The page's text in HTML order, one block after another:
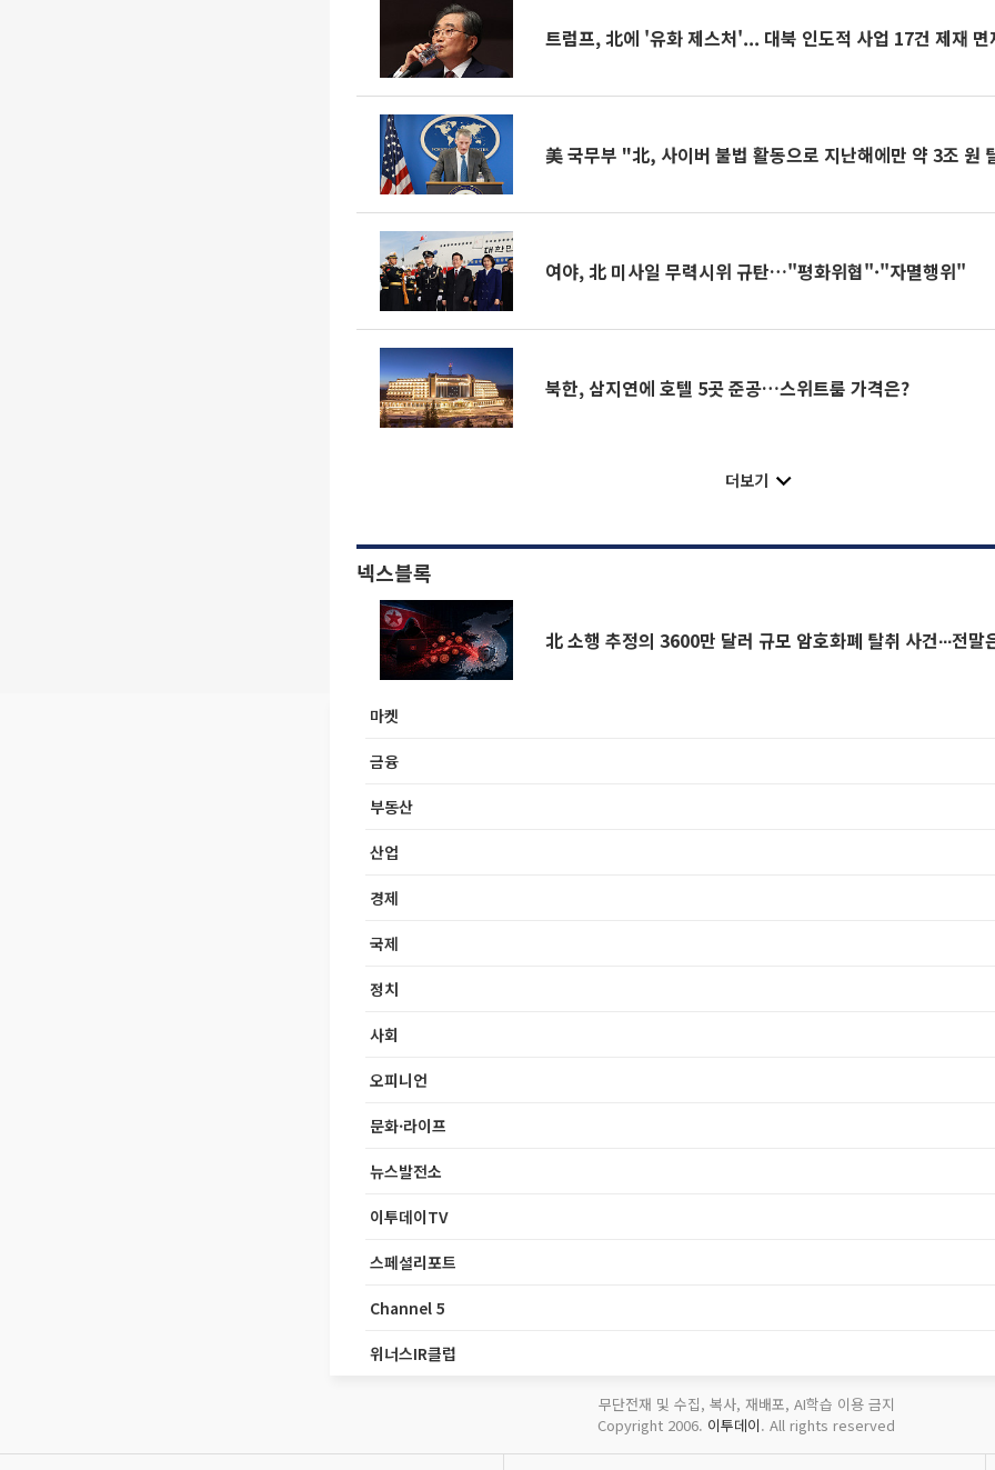
트럼프, 北에 '유화 제스처'... 대북 인도적 사업 17건 제재 면
美 국무부 "北, 사이버 불법 활동으로 지난해에만 약 3조 원
여야, 北 미사일 무력시위 규탄…"평화위협"·"자멸행위"
북한, 삼지연에 호텔 5곳 준공…스위트룸 가격은?
더보기
넥스블록
北 소행 추정의 3600만 달러 규모 암호화폐 탈취 사건∙∙∙전말
마켓
금융
부동산
산업
경제
국제
정치
사회
오피니언
문화·라이프
뉴스발전소
이투데이TV
스페셜리포트
Channel 5
위너스IR클럽
무단전재 및 수집, 복사, 재배포, AI학습 이용 금지
Copyright 2006. 이투데이. All rights reserved